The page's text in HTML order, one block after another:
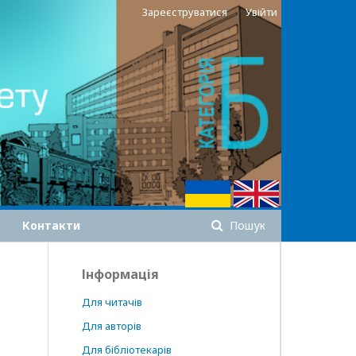
Контакти Пошук
Зареєструватися Увійти
Інформація
Для читачів
Для авторів
Для бібліотекарів